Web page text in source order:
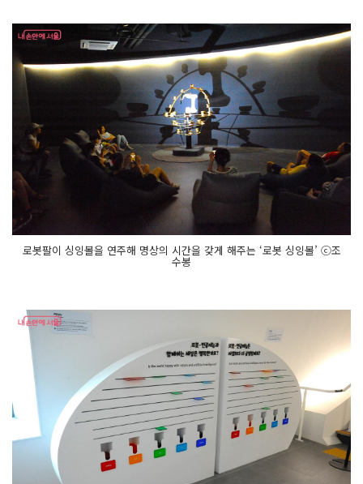
로봇팔이 싱잉볼을 연주해 명상의 시간을 갖게 해주는 ‘로봇 싱잉볼’ ⓒ조
수봉